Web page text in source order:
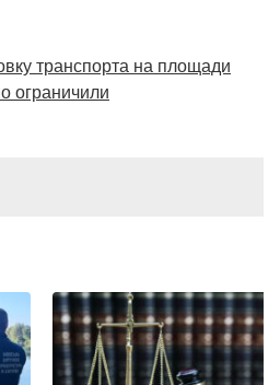
транспорта на площади
ограничили